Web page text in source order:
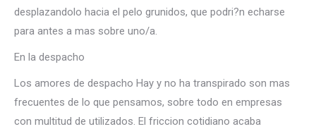
desplazandolo hacia el pelo grunidos, que podri?n echarse
para antes a mas sobre uno/a.
En la despacho
Los amores de despacho Hay y no ha transpirado son mas
frecuentes de lo que pensamos, sobre todo en empresas
con multitud de utilizados. El friccion cotidiano acaba